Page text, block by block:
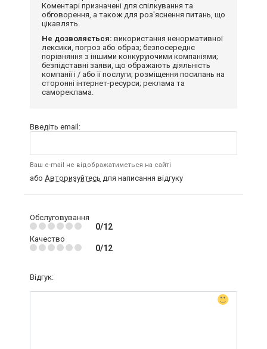
Коментарі призначені для спілкування та
обговорення, а також для роз'яснення питань, що
цікавлять.
Не дозволяється: використання ненормативної
лексики, погроз або образ; безпосереднє
порівняння з іншими конкуруючими компаніями;
безпідставні заяви, що ображають діяльність
компанії і / або її послуги; розміщення посилань на
сторонні інтернет-ресурси; реклама та
самореклама.
Введіть email:
Ваш e-mail не відображатиметься на сайті
або Авторизуйтесь для написання відгуку
Обслуговування
0/12
Качество
0/12
Відгук: